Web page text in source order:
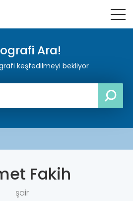
Ara!
keşfedilmeyi bekliyor
Fakih
şair